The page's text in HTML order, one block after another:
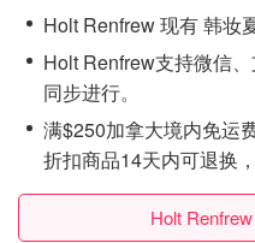
Holt Renfrew 现有 韩妆
Holt Renfrew支持微信
同步进行。
满$250加拿大境内免运
折扣商品14天内可退换
Holt